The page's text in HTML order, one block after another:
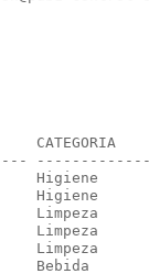
CATEGORIA
Higiene
Higiene
Limpeza
Limpeza
Limpeza
Bebida